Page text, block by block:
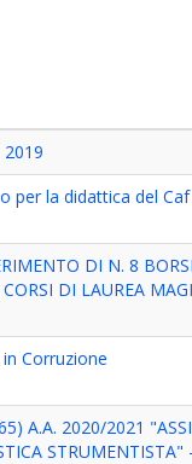
per la didattica del
DI N. 8
DI LAUREA
Corruzione
A.A. 2020/2021